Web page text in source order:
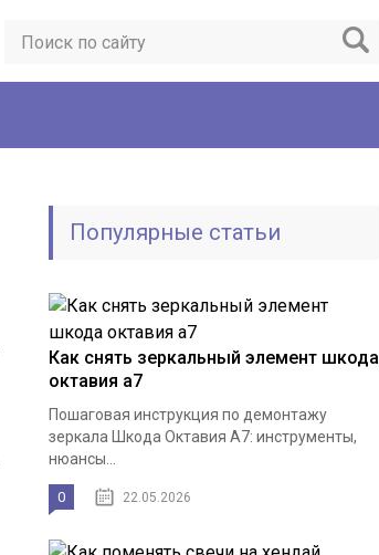
Популярные статьи
Как снять зеркальный элемент шкода
октавия а7
Пошаговая инструкция по демонтажу
зеркала Шкода Октавия А7: инструменты,
нюансы...
0 22.05.2026